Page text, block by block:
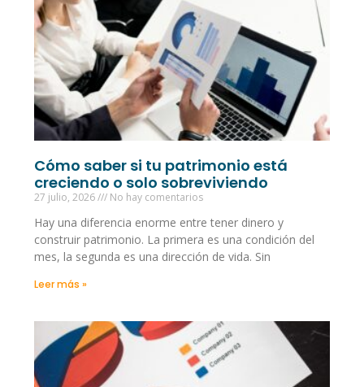
Cómo saber si tu patrimonio está
creciendo o solo sobreviviendo
27 julio, 2026 No hay comentarios
Hay una diferencia enorme entre tener dinero y
construir patrimonio. La primera es una condición del
mes, la segunda es una dirección de vida. Sin
Leer más »